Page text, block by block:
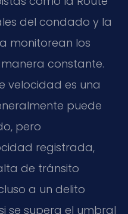
del condado y la
monitorean los
constante.
velocidad es una
puede
pero
registrada,
de tránsito
a un delito
se supera el umbral